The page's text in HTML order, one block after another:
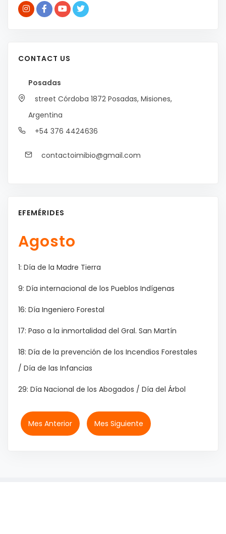
CONTACT US
Posadas
street Córdoba 1872 Posadas, Misiones,
Argentina
+54 376 4424636
contactoimibio@gmail.com
EFEMÉRIDES
Agosto
1: Día de la Madre Tierra
9: Día internacional de los Pueblos Indígenas
16: Día Ingeniero Forestal
17: Paso a la inmortalidad del Gral. San Martín
18: Día de la prevención de los Incendios Forestales
/ Día de las Infancias
29: Día Nacional de los Abogados / Día del Árbol
Mes Anterior Mes Siguiente